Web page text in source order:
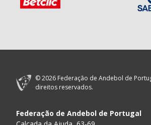
© 2026 Federação de Andebol de
direitos reservados.
Federação de Andebol de Portugal